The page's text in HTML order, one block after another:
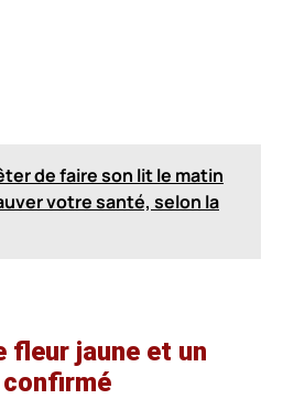
de faire son lit le matin
votre santé, selon la
fleur jaune et un